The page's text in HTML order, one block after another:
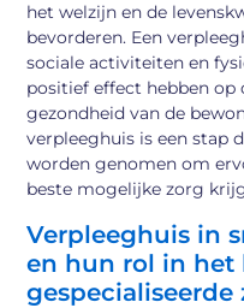
het welzijn en de
bevorderen. Een
sociale activiteiten en
positief effect hebben op
gezondheid van de
verpleeghuis is een stap
worden genomen om
beste mogelijke zorg
Verpleeghuis in
en hun rol in het
gespecialiseerde